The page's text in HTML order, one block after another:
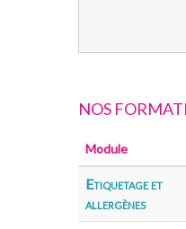
NOS
Module
Etiquetage et
allergènes